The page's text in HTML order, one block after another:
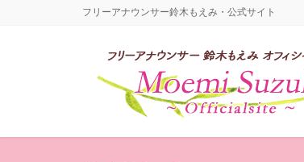
フリーアナウンサー鈴木もえみ・公式サイト